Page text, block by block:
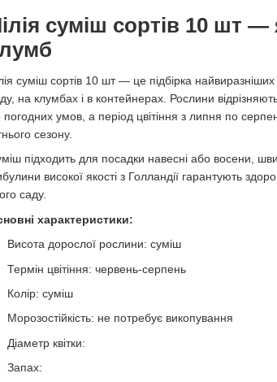
суміш сортів 10 шт
суміш сортів 10 шт — це підбірка
на клумбах і в контейнерах. Рослини
погодних умов, а період цвітіння з липня по
сезону.
підходить для посадки навесні або восени,
високої якості з Голландії гарантують
саду.
характеристики:
Висота дорослої рослини: суміш
Термін цвітіння: червень-серпень
Колір: суміш
Морозостійкість: не потребує викопування
Діаметр квітки:
Запах: